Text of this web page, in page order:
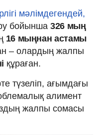
мәлімдегендей,
бойынша 326 мың
16 мыңнан астамы
– олардың жалпы
құраған.
түзеліп, ағымдағы
алимент
жалпы сомасы